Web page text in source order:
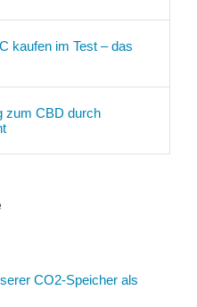
kaufen im Test – das
zum CBD durch
CO2-Speicher als